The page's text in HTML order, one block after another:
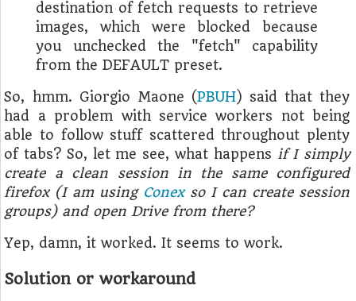
destination of fetch requests to retrieve
images, which were blocked because
you unchecked the "fetch" capability
from the DEFAULT preset.
So, hmm. Giorgio Maone (PBUH) said that they
had a problem with service workers not being
able to follow stuff scattered throughout plenty
of tabs? So, let me see, what happens if I simply
create a clean session in the same configured
firefox (I am using Conexso I can create session
groups) and open Drive from there?
Yep, damn, it worked. It seems to work.
Solution or workaround